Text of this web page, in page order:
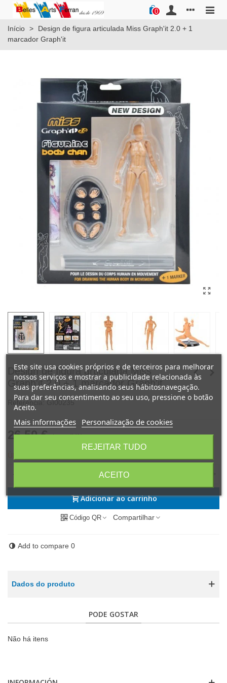
0
Início >
Design de figura articulada Miss Graph'it 2.0 + 1
marcador Graph'it
Design de figura articulada Miss
Graph'it 2.0 + 1 marcador Graph'it
Referência: GI00235
26,50 € (com IVA)
- +
Adicionar ao carrinho
Código QR Compartilhar
Add to compare 0
Dados do produto
PODE GOSTAR
Não há itens
Este site usa cookies próprios e de terceiros para melhorar
nossos serviços e mostrar a publicidade relacionada às
suas preferências, analisando seus hábitosnavegação.
Para dar seu consentimento ao seu uso, pressione o botão
Aceito.
Mais informações Personalização de cookies
REJEITAR TUDO
ACEITO